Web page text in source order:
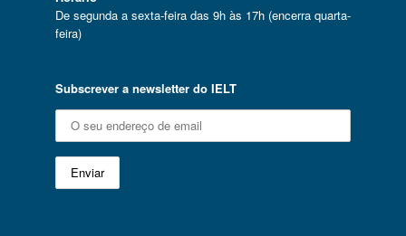
De segunda a sexta-feira das 9h às 17h (encerra quarta-
feira)
Subscrever a newsletter do IELT